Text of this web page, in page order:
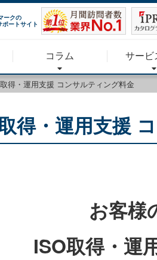
ークの
ートサイト
コラム サービ
得・運用支援 コンサルティング料金
得・運用支援
お客様
ISO取得・運